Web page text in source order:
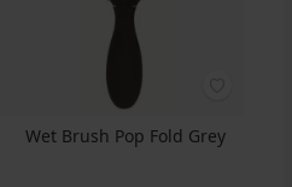
Wet Brush Pop Fold Grey